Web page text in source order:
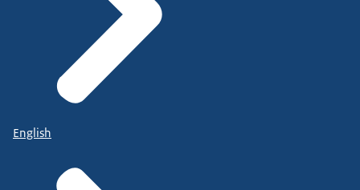
English